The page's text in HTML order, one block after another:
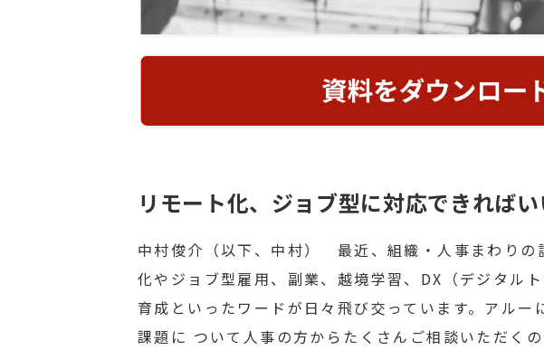
リモート化、ジョブ型に対応できればい
中村俊介（以下、中村） 最近、組織・人事まわりの
化やジョブ型雇用、副業、越境学習、DX（デジタル
育成といったワードが日々飛び交っています。アルー
課題に ついて人事の方からたくさんご相談いただく